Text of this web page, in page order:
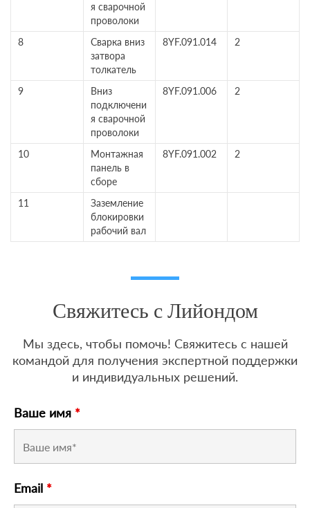
я сварочной
проволоки
8
Сварка вниз
затвора
толкатель
8YF.091.014 2
9
Вниз
подключени
я сварочной
проволоки
8YF.091.006 2
10
Монтажная
панель в
сборе
8YF.091.002 2
11
Заземление
блокировки
рабочий вал
Свяжитесь с Лийондом
Мы здесь, чтобы помочь! Свяжитесь с нашей
командой для получения экспертной поддержки
и индивидуальных решений.
Ваше имя *
Email *